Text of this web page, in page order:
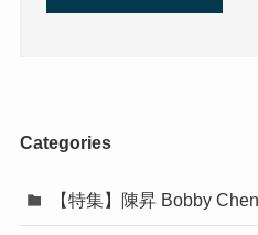
Categories
【特集】陳昇 Bobby Chen